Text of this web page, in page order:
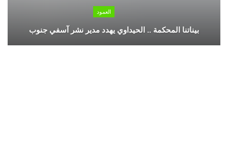
العمود
بيناتنا المحكمة .. الحيداوي يهدد مدير نشر آسفي جنوب